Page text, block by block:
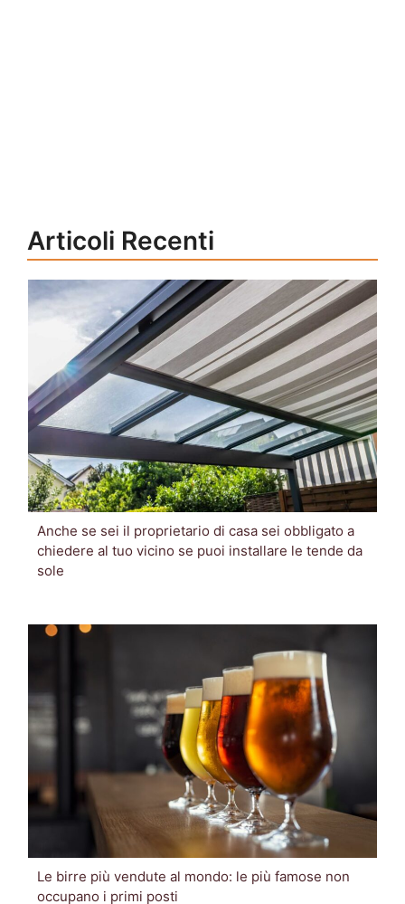
Articoli Recenti
Anche se sei il proprietario di casa sei obbligato a
chiedere al tuo vicino se puoi installare le tende da
sole
Le birre più vendute al mondo: le più famose non
occupano i primi posti